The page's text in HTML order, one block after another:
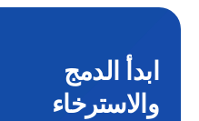
ابدأ الدمج
والاسترخاء